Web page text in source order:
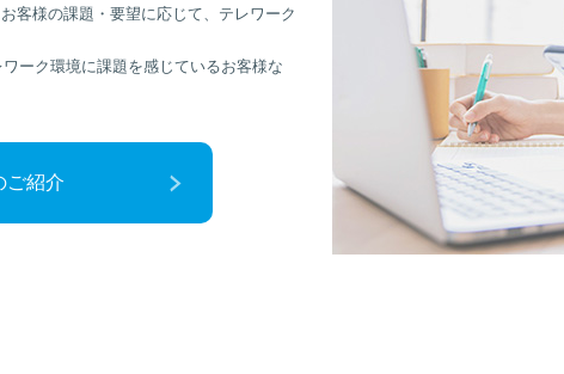
客様の課題・要望に応じて、テレワーク
ーク環境に課題を感じているお客様な
ご紹介